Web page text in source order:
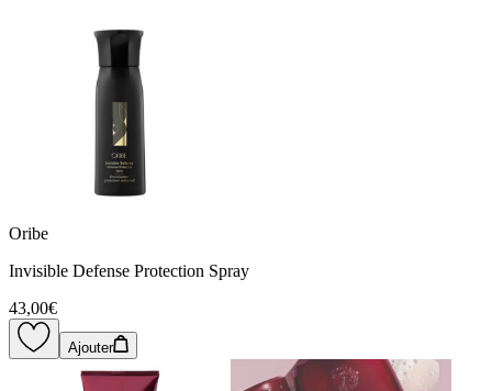
Oribe
Invisible Defense Protection Spray
43,00€
Ajouter